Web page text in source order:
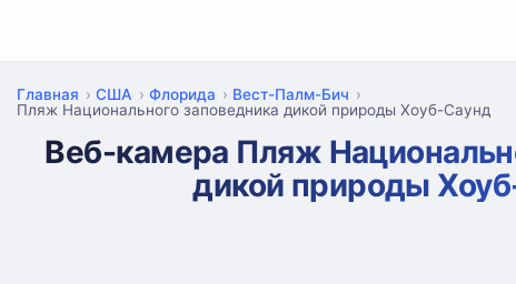
Главная США Флорида
Вест-Палм-Бич
Пляж Национального заповедника дикой природы Хоуб-Саунд
Веб-камера Пляж
дикой природы